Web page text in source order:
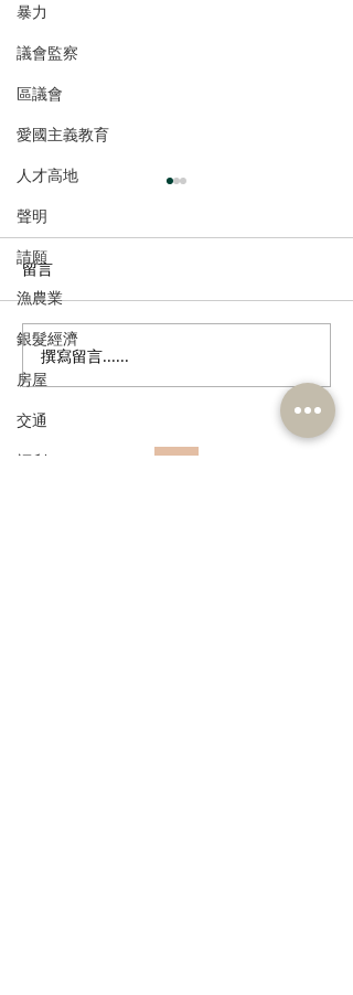
暴力
議會監察
區議會
愛國主義教育
人才高地
聲明
請願
漁農業
銀髮經濟
房屋
交通
福利
港區全國人大代表團考察
安徽涇縣，調研紅色文化
留言
撰寫留言......